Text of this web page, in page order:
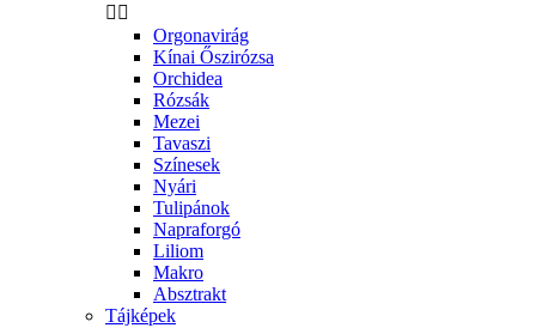
 
Orgonavirág
Kínai Őszirózsa
Orchidea
Rózsák
Mezei
Tavaszi
Színesek
Nyári
Tulipánok
Napraforgó
Liliom
Makro
Absztrakt
Tájképek